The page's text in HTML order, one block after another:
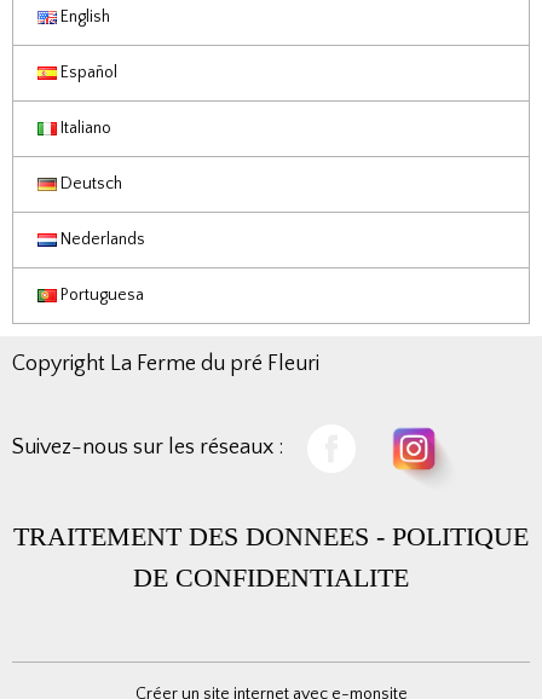
English
Español
Italiano
Deutsch
Nederlands
Portuguesa
Copyright La Ferme du pré Fleuri
Suivez-nous sur les réseaux :
TRAITEMENT DES DONNEES - POLITIQUE
DE CONFIDENTIALITE
Créer un site internet avec e-monsite